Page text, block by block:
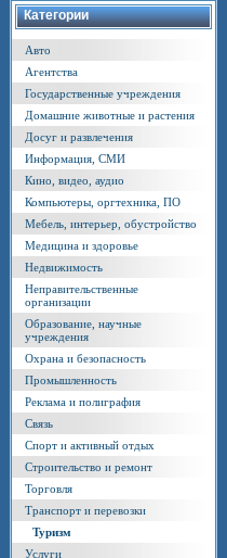
Категории
Авто
Агентства
Государственные учреждения
Домашние животные и растения
Досуг и развлечения
Информация, СМИ
Кино, видео, аудио
Компьютеры, оргтехника, ПО
Мебель, интерьер, обустройство
Медицина и здоровье
Недвижимость
Неправительственные
организации
Образование, научные
учреждения
Охрана и безопасность
Промышленность
Реклама и полиграфия
Связь
Спорт и активный отдых
Строительство и ремонт
Торговля
Транспорт и перевозки
Туризм
Услуги